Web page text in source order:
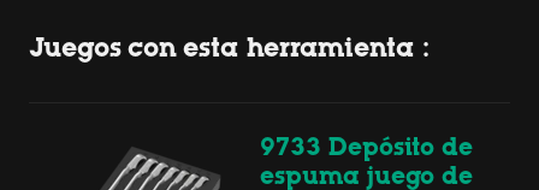
Juegos con esta herramienta :
9733 Depósito de
espuma juego de